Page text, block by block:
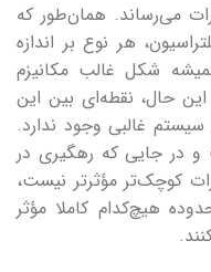
می‌رساند. همان‌طور که
هر نوع بر اندازه
شکل غالب مکانیزم
حال، نقطه‌ای بین این
غالبی وجود ندارد.
و در جایی که رهگیری در
کوچک‌تر مؤثرتر نیست،
هیچ‌کدام کاملا مؤثر